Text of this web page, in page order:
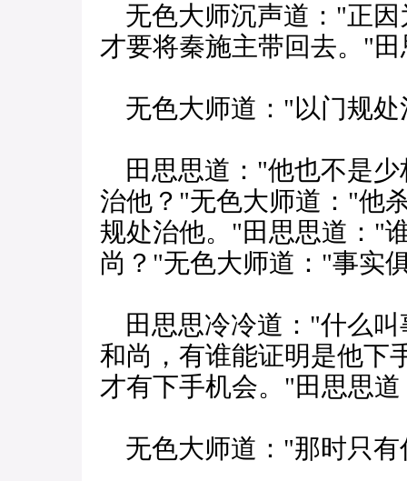
无色大师沉声道："正因
才要将秦施主带回去。"
无色大师道："以门规处
田思思道："他也不是少
治他？"无色大师道："他
规处治他。"田思思道："
尚？"无色大师道："事实
田思思冷冷道："什么叫
和尚，有谁能证明是他下
才有下手机会。"田思思
无色大师道："那时只有